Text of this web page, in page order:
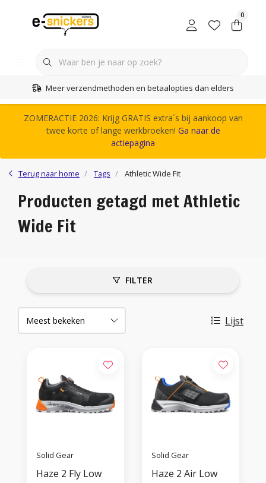
0
Meer verzendmethoden en betaalopties dan elders
ZOMERACTIE 2026: Krijg GRATIS extra´s bij aankoop van
twee korte of lange werkbroeken! Ga naar de
actiepagina
Terug naar home Tags Athletic Wide Fit
Producten getagd met Athletic
Wide Fit
FILTER
Lijst
Solid Gear
Haze 2 Fly Low
Solid Gear
Haze 2 Air Low